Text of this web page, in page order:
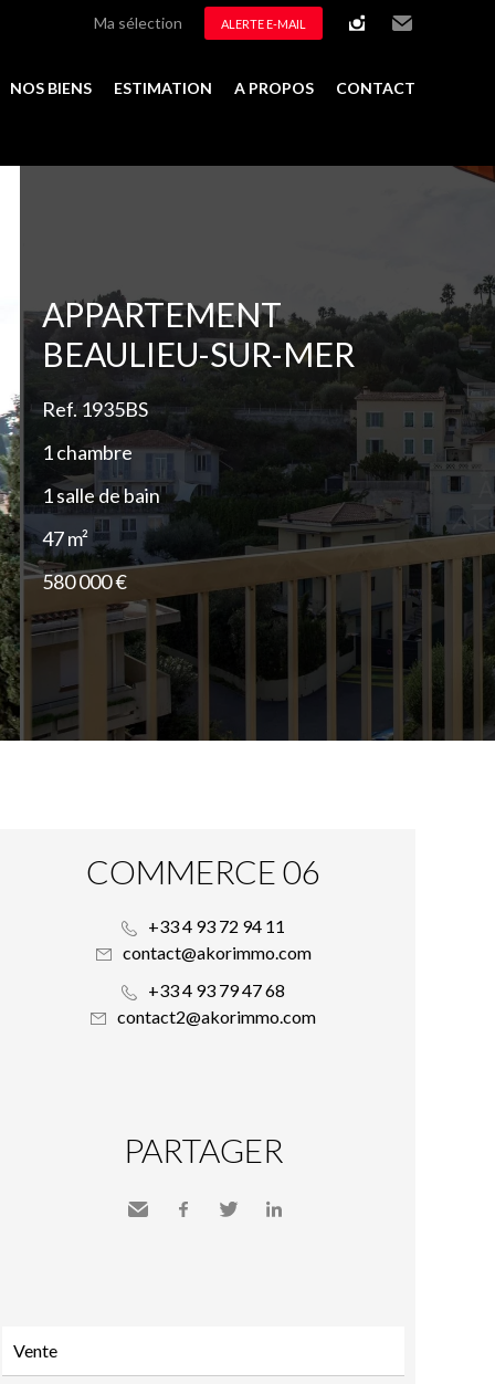
Ma sélection ALERTE E-MAIL
NOS BIENS ESTIMATION A PROPOS CONTACT
APPARTEMENT
BEAULIEU-SUR-MER
Ref. 1935BS
1 chambre
1 salle de bain
47 m²
580 000 €
COMMERCE 06
+33 4 93 72 94 11
contact@akorimmo.com
+33 4 93 79 47 68
contact2@akorimmo.com
PARTAGER